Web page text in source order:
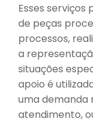
Esses
de peças
processos,
a
situações
apoio é
uma demanda
atendimento,